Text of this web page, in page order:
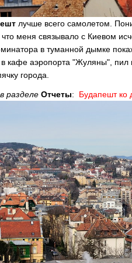
лучше всего самолетом.
меня связывало с Киевом
в туманной дымке
в кафе аэропорта "Жуляны",
города.
разделе Отчеты: Будапешт ко